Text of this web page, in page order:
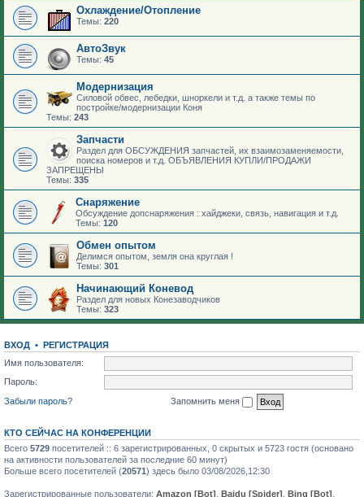
Охлаждение/Отопление
Темы: 220
АвтоЗвук
Темы: 45
Модернизация
Силовой обвес, лебедки, шноркели и т.д. а также темы по
постройке/модернизации Коня
Темы: 243
Запчасти
Раздел для ОБСУЖДЕНИЯ запчастей, их взаимозаменяемости,
поиска номеров и т.д. ОБЪЯВЛЕНИЯ КУПЛИ/ПРОДАЖИ
ЗАПРЕЩЕНЫ
Темы: 335
Снаряжение
Обсуждение допснаряжения : хайджеки, связь, навигация и т.д.
Темы: 120
Обмен опытом
Делимся опытом, земля она круглая !
Темы: 301
Начинающий Коневод
Раздел для новых Конезаводчиков
Темы: 323
ВХОД • РЕГИСТРАЦИЯ
Имя пользователя:
Пароль:
Забыли пароль?
Запомнить меня
КТО СЕЙЧАС НА КОНФЕРЕНЦИИ
Всего 5729 посетителей :: 6 зарегистрированных, 0 скрытых и 5723 гостя (основано
на активности пользователей за последние 60 минут)
Больше всего посетителей (20571) здесь было 03/08/2026,12:30
Зарегистрированные пользователи: Amazon [Bot] Baidu [Spider] Bing [Bot]